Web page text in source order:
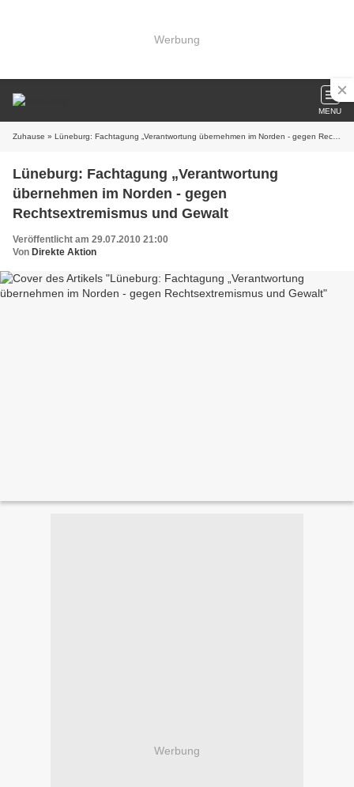
Werbung
MENU
Zuhause » Lüneburg: Fachtagung „Verantwortung übernehmen im Norden - gegen Rechtsextremismus und Gewalt
Lüneburg: Fachtagung „Verantwortung
übernehmen im Norden - gegen
Rechtsextremismus und Gewalt
Veröffentlicht am 29.07.2010 21:00
Von Direkte Aktion
Werbung